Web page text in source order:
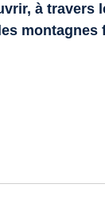
à travers
montagnes